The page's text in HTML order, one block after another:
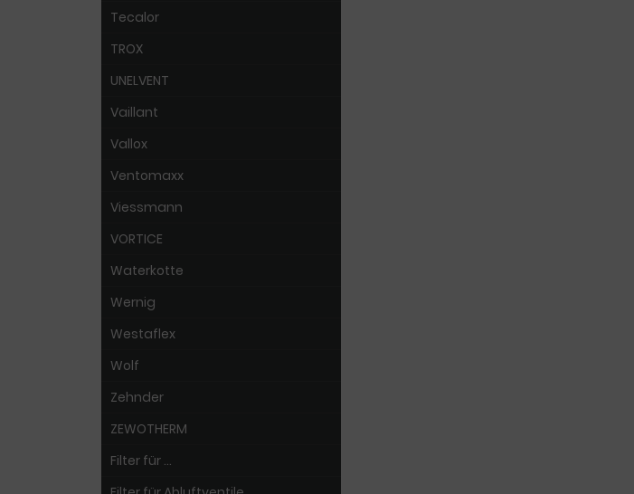
Tecalor
TROX
UNELVENT
Vaillant
Vallox
Ventomaxx
Viessmann
VORTICE
Waterkotte
Wernig
Westaflex
Wolf
Zehnder
ZEWOTHERM
Filter für ...